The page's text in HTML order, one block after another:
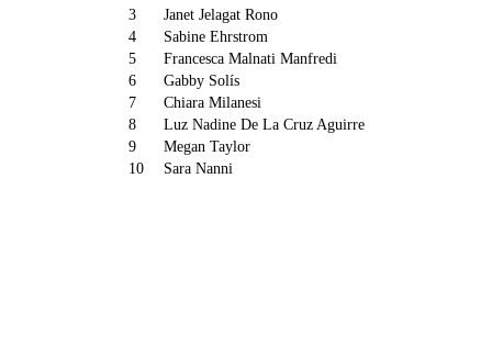
3
Janet Jelagat Rono
4
Sabine Ehrstrom
5
Francesca Malnati Manfredi
6
Gabby Solís
7
Chiara Milanesi
8
Luz Nadine De La Cruz Aguirre
9
Megan Taylor
10
Sara Nanni